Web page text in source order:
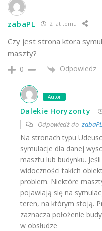
zabaPL 2 lat temu
Czy jest strona ktora
maszty?
0 Odpowiedz
Autor
Dalekie Horyzonty
Odpowiedź do zabaPL
Na stronach typu
symulacje dla danej
masztu lub budynku.
widoczności takich
problem. Niektóre
pojawiają się na
teren, na którym stoją.
zaznacza położenie
w obsłudze